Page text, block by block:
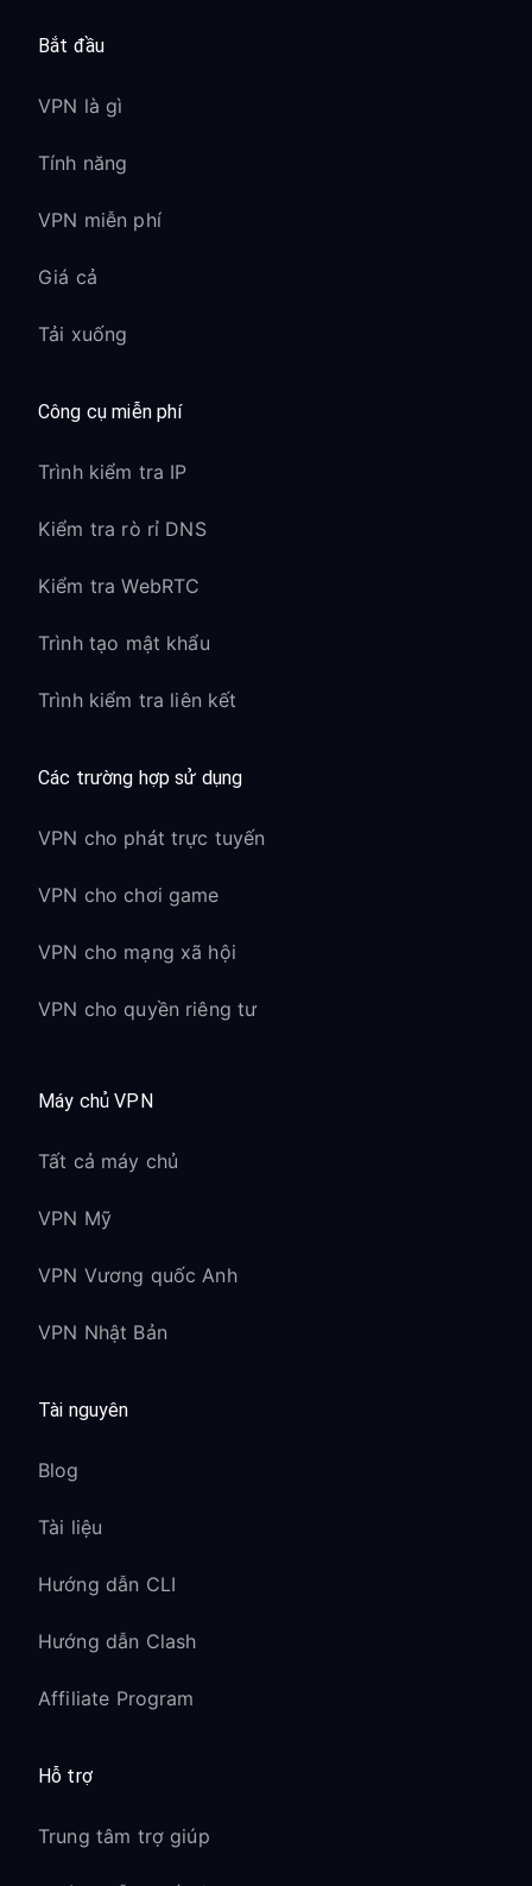
Bắt đầu
VPN là gì
Tính năng
VPN miễn phí
Giá cả
Tải xuống
Công cụ miễn phí
Trình kiểm tra IP
Kiểm tra rò rỉ DNS
Kiểm tra WebRTC
Trình tạo mật khẩu
Trình kiểm tra liên kết
Các trường hợp sử dụng
VPN cho phát trực tuyến
VPN cho chơi game
VPN cho mạng xã hội
VPN cho quyền riêng tư
Máy chủ VPN
Tất cả máy chủ
VPN Mỹ
VPN Vương quốc Anh
VPN Nhật Bản
Tài nguyên
Blog
Tài liệu
Hướng dẫn CLI
Hướng dẫn Clash
Affiliate Program
Hỗ trợ
Trung tâm trợ giúp